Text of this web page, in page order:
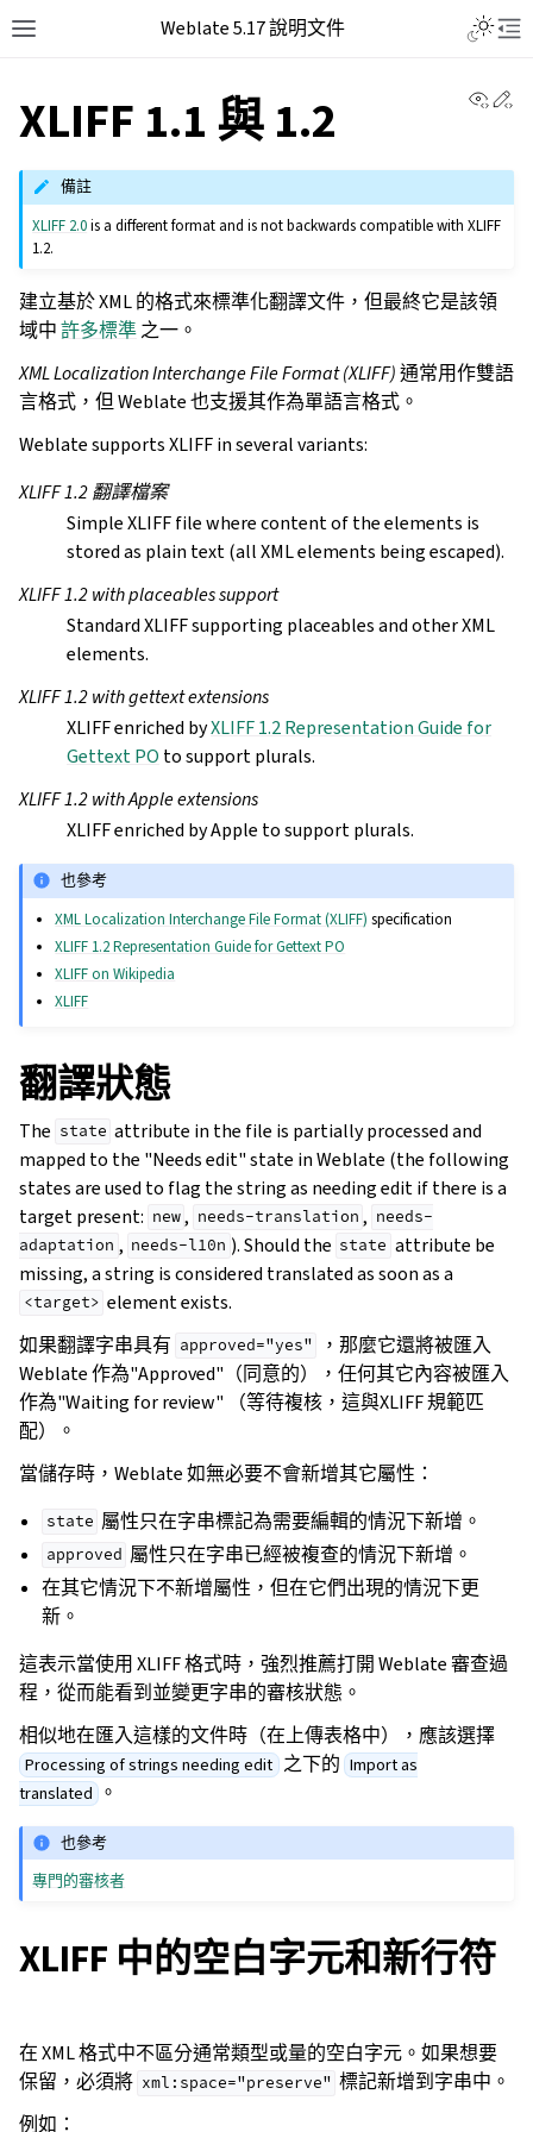
Weblate 5.17 說明文件
XLIFF 1.1 與 1.2
備註
XLIFF 2.0is a different format and is not backwards compatible with XLIFF
1.2.
建立基於 XML 的格式來標準化翻譯文件，但最終它是該領
域中許多標準之一。
XML Localization Interchange File Format (XLIFF)通常用作雙語
言格式，但 Weblate 也支援其作為單語言格式。
Weblate supports XLIFF in several variants:
XLIFF 1.2 翻譯檔案
Simple XLIFF file where content of the elements is
stored as plain text (all XML elements being escaped).
XLIFF 1.2 with placeables support
Standard XLIFF supporting placeables and other XML
elements.
XLIFF 1.2 with gettext extensions
XLIFF enriched byXLIFF 1.2 Representation Guide for
Gettext PO to support plurals.
XLIFF 1.2 with Apple extensions
XLIFF enriched by Apple to support plurals.
也參考
XML Localization Interchange File Format (XLIFF) specification
XLIFF 1.2 Representation Guide for Gettext PO
XLIFF on Wikipedia
XLIFF
翻譯狀態
The state attribute in the file is partially processed and
mapped to the "Needs edit" state in Weblate (the following
states are used to flag the string as needing edit if there is a
target present: new , needs-translation , needs-
adaptation , needs-l10n ). Should the state attribute be
missing, a string is considered translated as soon as a
<target> element exists.
如果翻譯字串具有 approved="yes"
，那麼它還將被匯入
Weblate 作為"Approved"（同意的），任何其它內容被匯入
作為"Waiting for review" （等待複核，這與XLIFF 規範匹
配）。
當儲存時，Weblate 如無必要不會新增其它屬性：
state 屬性只在字串標記為需要編輯的情況下新增。
approved 屬性只在字串已經被複查的情況下新增。
在其它情況下不新增屬性，但在它們出現的情況下更
新。
這表示當使用 XLIFF 格式時，強烈推薦打開 Weblate 審查過
程，從而能看到並變更字串的審核狀態。
相似地在匯入這樣的文件時（在上傳表格中），應該選擇
Processing of strings needing edit 之下的 Import as
translated 。
也參考
專門的審核者
XLIFF 中的空白字元和新行符
在 XML 格式中不區分通常類型或量的空白字元。如果想要
保留，必須將 xml:space="preserve" 標記新增到字串中。
例如：